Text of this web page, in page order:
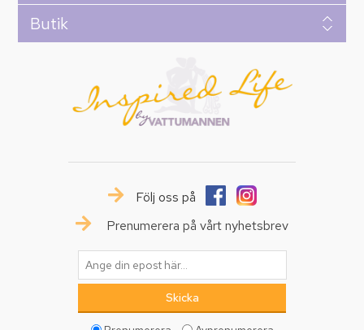
Butik
Följ oss på
Prenumerera på vårt nyhetsbrev